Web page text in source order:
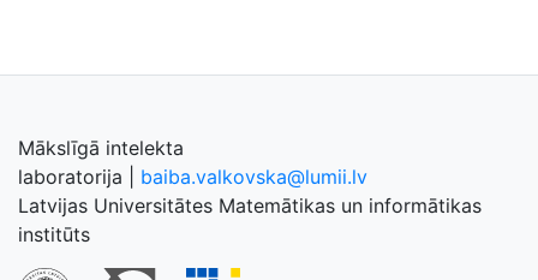
Mākslīgā intelekta
laboratorija
baiba.valkovska@lumii.lv
Latvijas Universitātes Matemātikas un informātikas
institūts